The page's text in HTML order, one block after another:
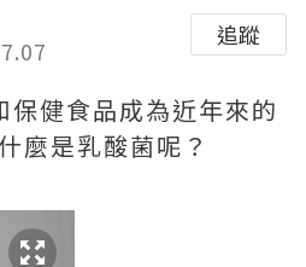
追蹤
保健食品成為近年來的
麼是乳酸菌呢？